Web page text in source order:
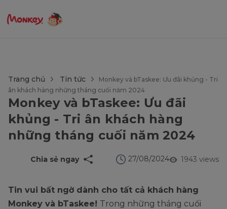
Trang chủ Tin tức
Monkey và bTaskee: Ưu đãi khủng - Tri
ân khách hàng những tháng cuối năm 2024
Monkey và bTaskee: Ưu đãi
khủng - Tri ân khách hàng
những tháng cuối năm 2024
1943 views
27/08/2024
Chia sẻ ngay
Tin vui bất ngờ dành cho tất cả khách hàng
Monkey và bTaskee! Trong những tháng cuối